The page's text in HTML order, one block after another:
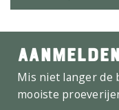
Mis niet langer de
mooiste